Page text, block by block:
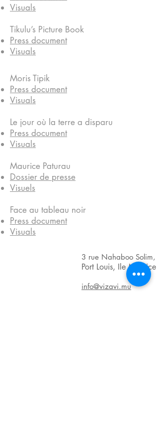
Visuals
Tikulu’s Picture Book
Press document
Visuals
Moris Tipik
Press document
Visuals
Le jour où la terre a disparu
Press document
Visuals
Maurice Paturau
Dossier de presse
Visuels
Face au tableau noir
Press document
Visuals
3 rue Nahaboo Solim,
Port Louis, Ile Maurice
info@vizavi.mu